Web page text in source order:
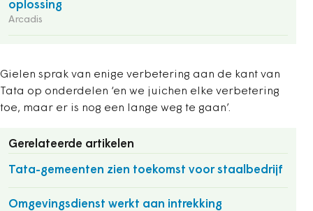
oplossing
Arcadis
Gielen sprak van enige verbetering aan de kant van
Tata op onderdelen ‘en we juichen elke verbetering
toe, maar er is nog een lange weg te gaan’.
Gerelateerde artikelen
Tata-gemeenten zien toekomst voor staalbedrijf
Omgevingsdienst werkt aan intrekking